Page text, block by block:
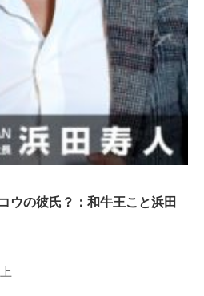
ウの彼氏？：和牛王こと浜田